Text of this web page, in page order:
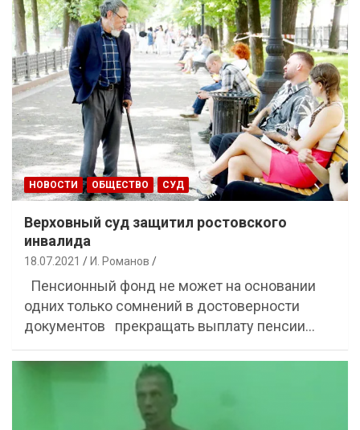
НОВОСТИ ОБЩЕСТВО СУД
Верховный суд защитил ростовского
инвалида
18.07.2021 И. Романов
Пенсионный фонд не может на основании
одних только сомнений в достоверности
документов прекращать выплату пенсии…